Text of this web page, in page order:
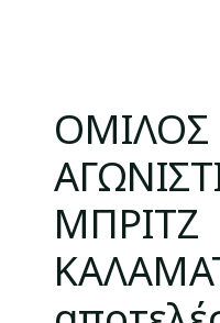
OΜΙΛΟΣ
ΜΠΡΙΤΖ